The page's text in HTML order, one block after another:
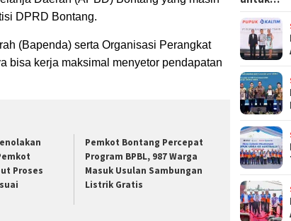
DPRD Bontang.
(Bapenda) serta Organisasi Perangkat
bisa kerja maksimal menyetor pendapatan
Proses
Pemkot Bontang Percepat
Program BPBL, 987 Warga
Masuk Usulan Sambungan
Listrik Gratis